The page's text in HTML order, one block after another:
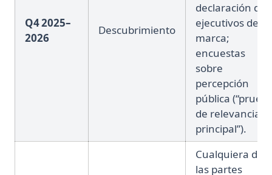
Q4 2025–
2026
Descubrimiento
declaración de
ejecutivos de
marca;
encuestas
sobre
percepción
pública
de relevancia
principal”).
Cualquiera de
las partes